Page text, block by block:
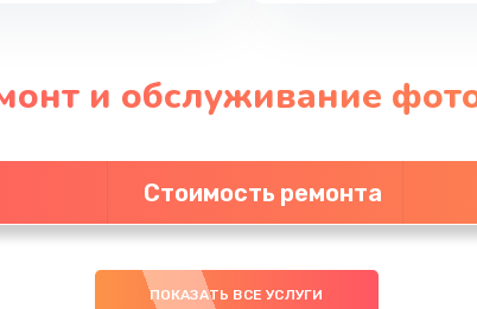
и обслуживание
Стоимость ремонта
ПОКАЗАТЬ ВСЕ УСЛУГИ